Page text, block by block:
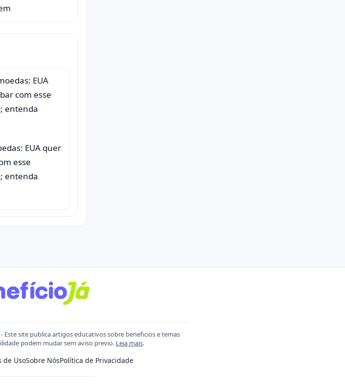
EUA quer
esse
entenda
site publica artigos educativos sobre beneficios e temas
podem mudar sem aviso previo. Leia mais.
de UsoSobre NósPolítica de Privacidade